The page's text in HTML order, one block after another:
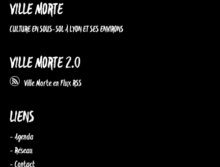
VILLE MORTE
CULTURE EN SOUS-SOL À LYON ET SES ENVIRONS
VILLE MORTE 2.0
Ville Morte en Flux RSS
LIENS
- Agenda
- Réseau
- Contact